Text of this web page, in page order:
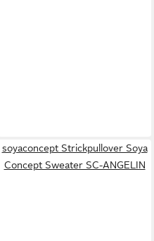
soyaconcept Strickpullover Soya
Concept Sweater SC-ANGELIN